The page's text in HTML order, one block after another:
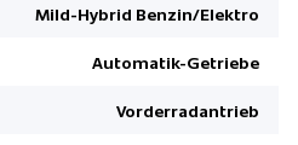
Mild-Hybrid Benzin/Elektro
Automatik-Getriebe
Vorderradantrieb